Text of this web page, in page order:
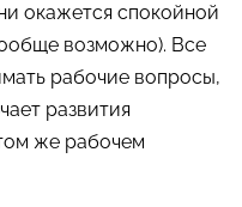
окажется спокойной
возможно). Все
рабочие вопросы,
развития
же рабочем